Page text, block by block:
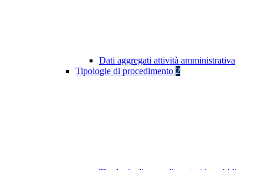
Dati aggregati attività amministrativa
Tipologie di procedimento 2